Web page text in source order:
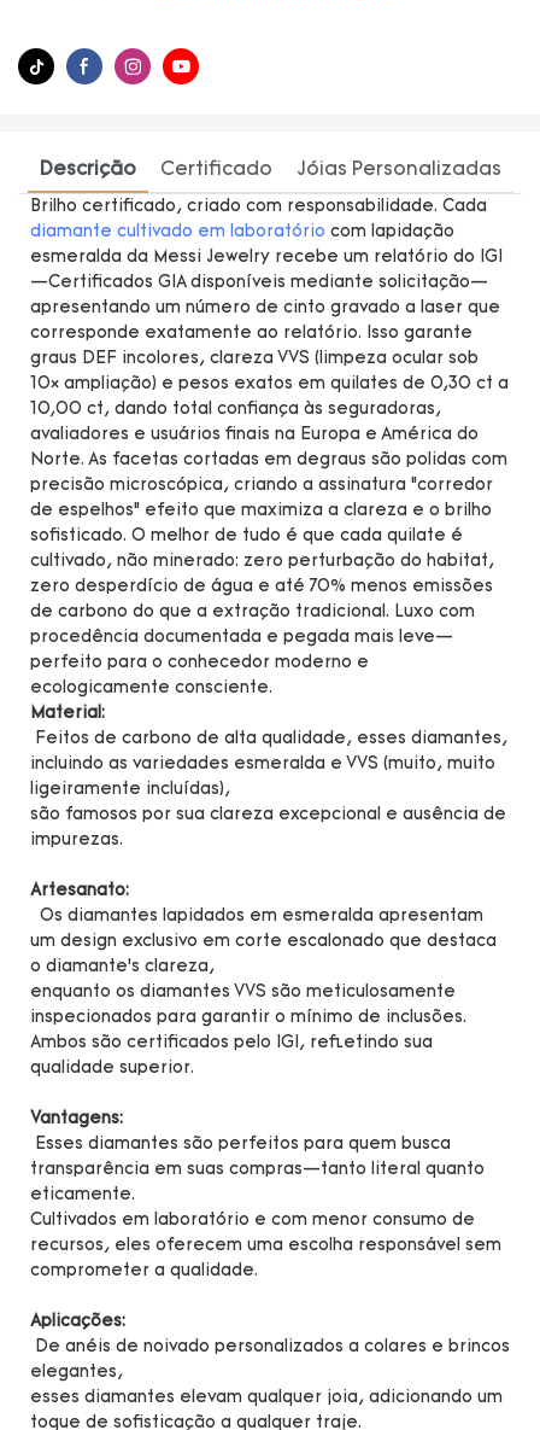
Descrição Certificado Jóias Personalizadas
Brilho certificado, criado com responsabilidade. Cada
diamante cultivado em laboratório com lapidação
esmeralda da Messi Jewelry recebe um relatório do IGI
—Certificados GIA disponíveis mediante solicitação—
apresentando um número de cinto gravado a laser que
corresponde exatamente ao relatório. Isso garante
graus DEF incolores, clareza VVS (limpeza ocular sob
10× ampliação) e pesos exatos em quilates de 0,30 ct a
10,00 ct, dando total confiança às seguradoras,
avaliadores e usuários finais na Europa e América do
Norte. As facetas cortadas em degraus são polidas com
precisão microscópica, criando a assinatura “corredor
de espelhos” efeito que maximiza a clareza e o brilho
sofisticado. O melhor de tudo é que cada quilate é
cultivado, não minerado: zero perturbação do habitat,
zero desperdício de água e até 70% menos emissões
de carbono do que a extração tradicional. Luxo com
procedência documentada e pegada mais leve—
perfeito para o conhecedor moderno e
ecologicamente consciente.
Material:
Feitos de carbono de alta qualidade, esses diamantes,
incluindo as variedades esmeralda e VVS (muito, muito
ligeiramente incluídas),
são famosos por sua clareza excepcional e ausência de
impurezas.
Artesanato:
Os diamantes lapidados em esmeralda apresentam
um design exclusivo em corte escalonado que destaca
o diamante’s clareza,
enquanto os diamantes VVS são meticulosamente
inspecionados para garantir o mínimo de inclusões.
Ambos são certificados pelo IGI, refletindo sua
qualidade superior.
Vantagens:
Esses diamantes são perfeitos para quem busca
transparência em suas compras—tanto literal quanto
eticamente.
Cultivados em laboratório e com menor consumo de
recursos, eles oferecem uma escolha responsável sem
comprometer a qualidade.
Aplicações:
De anéis de noivado personalizados a colares e brincos
elegantes,
esses diamantes elevam qualquer joia, adicionando um
toque de sofisticação a qualquer traje.